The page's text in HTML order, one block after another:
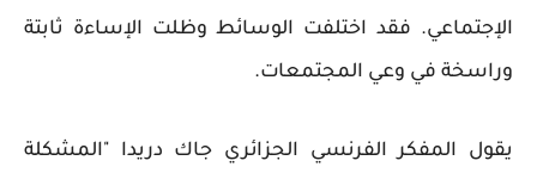
الإجتماعي. فقد اختلفت الوسائط وظلت الإساءة ثابتة
وراسخة في وعي المجتمعات.
يقول المفكر الفرنسي الجزائري جاك دريدا "المشكلة